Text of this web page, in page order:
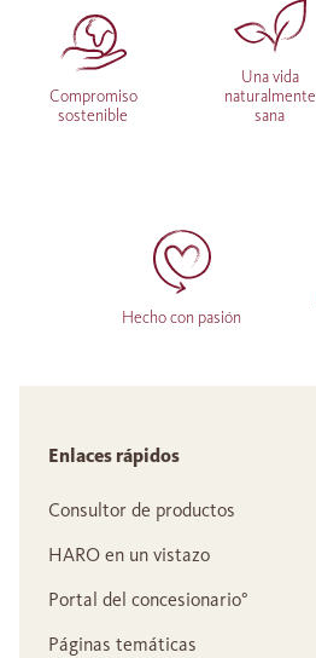
Compromiso
sostenible
Una vida
naturalmente
sana
Hecho con pasión
Enlaces rápidos
Consultor de productos
HARO en un vistazo
Portal del concesionario°
Páginas temáticas